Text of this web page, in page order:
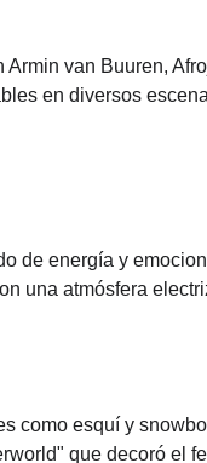
van Buuren,
en diversos
de energía y
una atmósfera
como esquí y
que decoró el